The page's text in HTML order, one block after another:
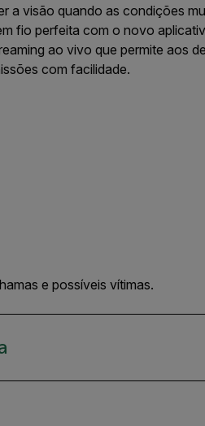
a visão quando as condições
fio perfeita com o novo
ao vivo que permite aos
com facilidade.
e possíveis vítimas.